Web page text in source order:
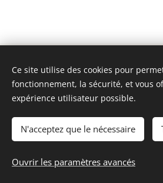
Ajouter au
mini model rails
Langues
Français
Ce site utilise des cookies pour
fonctionnement, la sécurité, et vous
expérience utilisateur possible.
N'acceptez que le nécessaire
Ouvrir les paramètres avancés